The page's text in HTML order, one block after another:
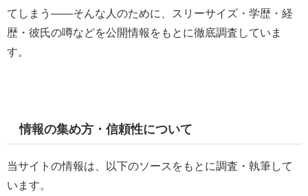
てしまう——そんな人のために、スリーサイズ・学歴・経
歴・彼氏の噂などを公開情報をもとに徹底調査していま
す。
情報の集め方・信頼性について
当サイトの情報は、以下のソースをもとに調査・執筆して
います。